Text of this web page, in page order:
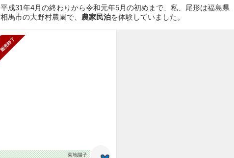
平成31年4月の終わりから令和元年5月の初めまで、私、尾形は福島県
相馬市の大野村農園で、 農家民泊を体験していました。
菊地陽子